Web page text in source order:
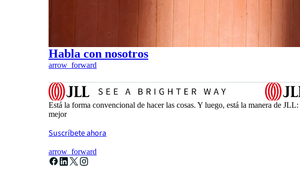
Habla con nosotros
arrow_forward
Está la forma convencional de hacer las cosas. Y luego, está la manera de
mejor
Suscríbete ahora
arrow_forward